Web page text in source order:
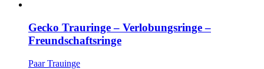
Gecko Trauringe – Verlobungsringe –
Freundschaftsringe
Paar Trauinge